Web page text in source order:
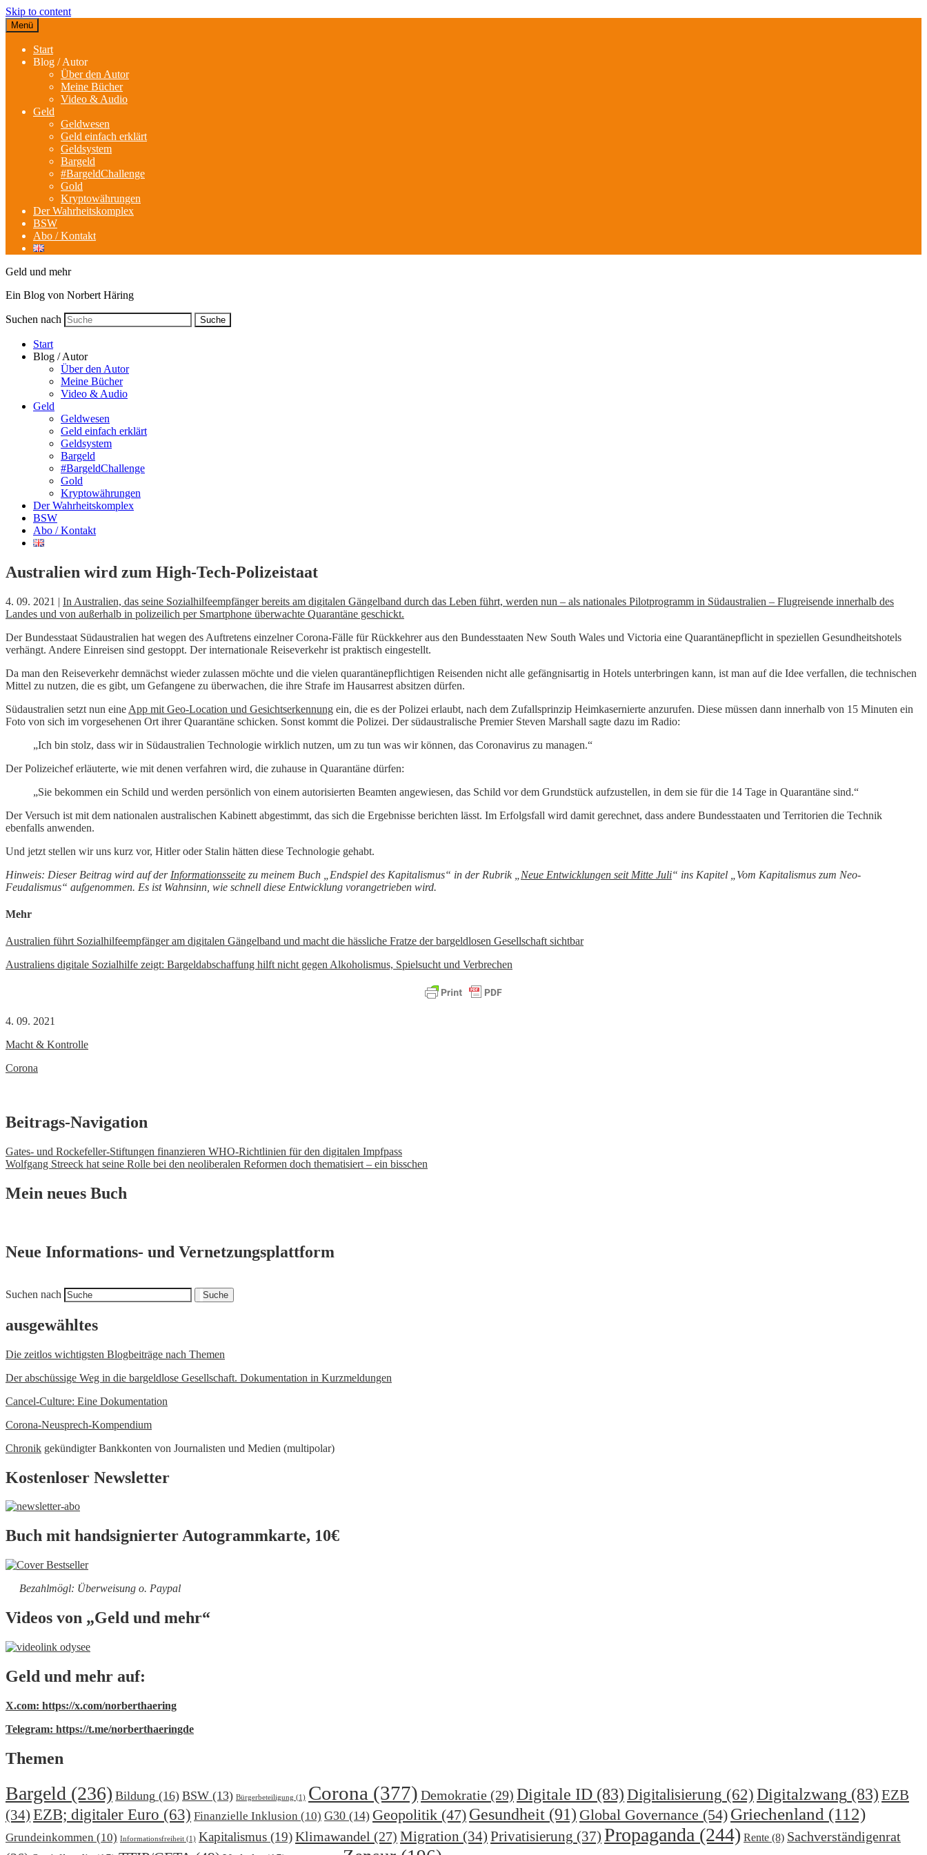
Skip to content
Menü
Start
Blog / Autor
Über den Autor
Meine Bücher
Video & Audio
Geld
Geldwesen
Geld einfach erklärt
Geldsystem
Bargeld
#BargeldChallenge
Gold
Kryptowährungen
Der Wahrheitskomplex
BSW
Abo / Kontakt
Geld und mehr
Ein Blog von Norbert Häring
Suchen nach Suche
Start
Blog / Autor
Über den Autor
Meine Bücher
Video & Audio
Geld
Geldwesen
Geld einfach erklärt
Geldsystem
Bargeld
#BargeldChallenge
Gold
Kryptowährungen
Der Wahrheitskomplex
BSW
Abo / Kontakt
Australien wird zum High-Tech-Polizeistaat
4. 09. 2021 | In Australien, das seine Sozialhilfeempfänger bereits am digitalen Gängelband durch das Leben führt, werden nun – als nationales Pilotprogramm in Südaustralien – Flugreisende innerhalb des
Landes und von außerhalb in polizeilich per Smartphone überwachte Quarantäne geschickt.
Der Bundesstaat Südaustralien hat wegen des Auftretens einzelner Corona-Fälle für Rückkehrer aus den Bundesstaaten New South Wales und Victoria eine Quarantänepflicht in speziellen Gesundheitshotels
verhängt. Andere Einreisen sind gestoppt. Der internationale Reiseverkehr ist praktisch eingestellt.
Da man den Reiseverkehr demnächst wieder zulassen möchte und die vielen quarantänepflichtigen Reisenden nicht alle gefängnisartig in Hotels unterbringen kann, ist man auf die Idee verfallen, die technischen
Mittel zu nutzen, die es gibt, um Gefangene zu überwachen, die ihre Strafe im Hausarrest absitzen dürfen.
Südaustralien setzt nun eine App mit Geo-Location und Gesichtserkennung ein, die es der Polizei erlaubt, nach dem Zufallsprinzip Heimkasernierte anzurufen. Diese müssen dann innerhalb von 15 Minuten ein
Foto von sich im vorgesehenen Ort ihrer Quarantäne schicken. Sonst kommt die Polizei. Der südaustralische Premier Steven Marshall sagte dazu im Radio:
„Ich bin stolz, dass wir in Südaustralien Technologie wirklich nutzen, um zu tun was wir können, das Coronavirus zu managen.“
Der Polizeichef erläuterte, wie mit denen verfahren wird, die zuhause in Quarantäne dürfen:
„Sie bekommen ein Schild und werden persönlich von einem autorisierten Beamten angewiesen, das Schild vor dem Grundstück aufzustellen, in dem sie für die 14 Tage in Quarantäne sind.“
Der Versuch ist mit dem nationalen australischen Kabinett abgestimmt, das sich die Ergebnisse berichten lässt. Im Erfolgsfall wird damit gerechnet, dass andere Bundesstaaten und Territorien die Technik
ebenfalls anwenden.
Und jetzt stellen wir uns kurz vor, Hitler oder Stalin hätten diese Technologie gehabt.
Hinweis: Dieser Beitrag wird auf der Informationsseite zu meinem Buch „Endspiel des Kapitalismus“ in der Rubrik „ Neue Entwicklungen seit Mitte Juli“ ins Kapitel „Vom Kapitalismus zum Neo-
Feudalismus“ aufgenommen. Es ist Wahnsinn, wie schnell diese Entwicklung vorangetrieben wird.
Mehr
Australien führt Sozialhilfeempfänger am digitalen Gängelband und macht die hässliche Fratze der bargeldlosen Gesellschaft sichtbar
Australiens digitale Sozialhilfe zeigt: Bargeldabschaffung hilft nicht gegen Alkoholismus, Spielsucht und Verbrechen
4. 09. 2021
Macht & Kontrolle
Corona
Beitrags-Navigation
Gates- und Rockefeller-Stiftungen finanzieren WHO-Richtlinien für den digitalen Impfpass
Wolfgang Streeck hat seine Rolle bei den neoliberalen Reformen doch thematisiert – ein bisschen
Mein neues Buch
Neue Informations- und Vernetzungsplattform
Suchen nach Suche
ausgewähltes
Die zeitlos wichtigsten Blogbeiträge nach Themen
Der abschüssige Weg in die bargeldlose Gesellschaft. Dokumentation in Kurzmeldungen
Cancel-Culture: Eine Dokumentation
Corona-Neusprech-Kompendium
Chronik gekündigter Bankkonten von Journalisten und Medien (multipolar)
Kostenloser Newsletter
Buch mit handsignierter Autogrammkarte, 10€
Bezahlmögl: Überweisung o. Paypal
Videos von „Geld und mehr“
Geld und mehr auf:
X.com: https://x.com/norberthaering
Telegram: https://t.me/norberthaeringde
Themen
Bargeld (236) Bildung (16) BSW (13) Bürgerbeteiligung (1) Corona (377) Demokratie (29) Digitale ID (83) Digitalisierung (62) Digitalzwang (83) EZB
(34) EZB; digitaler Euro (63) Finanzielle Inklusion (10) G30 (14) Geopolitik (47) Gesundheit (91) Global Governance (54) Griechenland (112)
Grundeinkommen (10) Informationsfreiheit (1) Kapitalismus (19)Klimawandel (27) Migration (34) Privatisierung (37) Propaganda (244) Rente (8) Sachverständigenrat